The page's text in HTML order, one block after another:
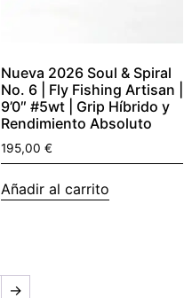
Nueva 2026 Soul & Spiral
No. 6 | Fly Fishing Artisan |
9’0″ #5wt | Grip Híbrido y
Rendimiento Absoluto
195,00 €
Añadir al carrito
→